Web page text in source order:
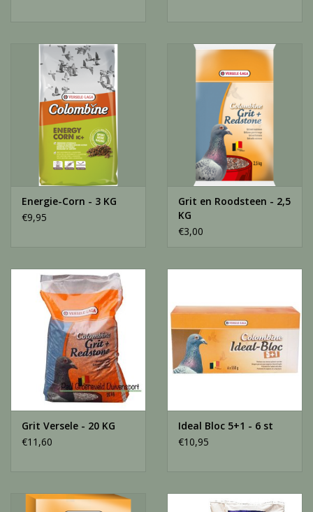
Energie-Corn - 3 KG
€9,95
Grit en Roodsteen - 2,5
KG
€3,00
Grit Versele - 20 KG
€11,60
Ideal Bloc 5+1 - 6 st
€10,95